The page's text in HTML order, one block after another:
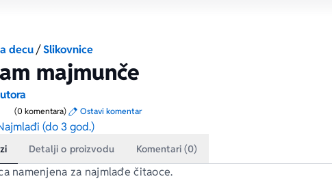
decu/Slikovnice
majmunče
(0 komentara) Ostavi komentar
(do 3 god.)
Detalji o proizvodu Komentari (0)
namenjena za najmlađe čitaoce.